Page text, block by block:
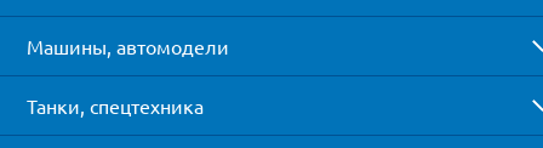
Машины, автомодели
Танки, спецтехника